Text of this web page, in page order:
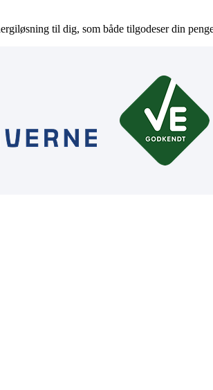
til dig, som både tilgodeser din